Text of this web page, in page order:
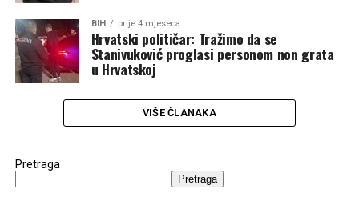
BIH prije 4 mjeseca
Hrvatski političar: Tražimo da se
Stanivuković proglasi personom non grata
u Hrvatskoj
VIŠE ČLANAKA
Pretraga
Pretraga